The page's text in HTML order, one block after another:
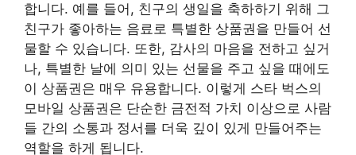
합니다. 예를 들어, 친구의 생일을 축하하기 위해 그
친구가 좋아하는 음료로 특별한 상품권을 만들어 선
물할 수 있습니다. 또한, 감사의 마음을 전하고 싶거
나, 특별한 날에 의미 있는 선물을 주고 싶을 때에도
이 상품권은 매우 유용합니다. 이렇게 스타 벅스의
모바일 상품권은 단순한 금전적 가치 이상으로 사람
들 간의 소통과 정서를 더욱 깊이 있게 만들어주는
역할을 하게 됩니다.